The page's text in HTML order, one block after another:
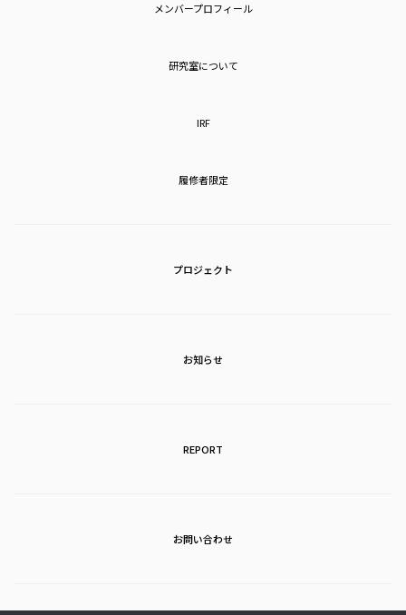
メンバープロフィール
研究室について
IRF
履修者限定
プロジェクト
お知らせ
REPORT
お問い合わせ